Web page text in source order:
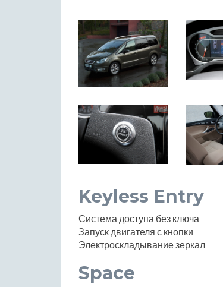
Keyless Entry
Система доступа без ключа
Запуск двигателя с кнопки
Электроскладывание зеркал
Space